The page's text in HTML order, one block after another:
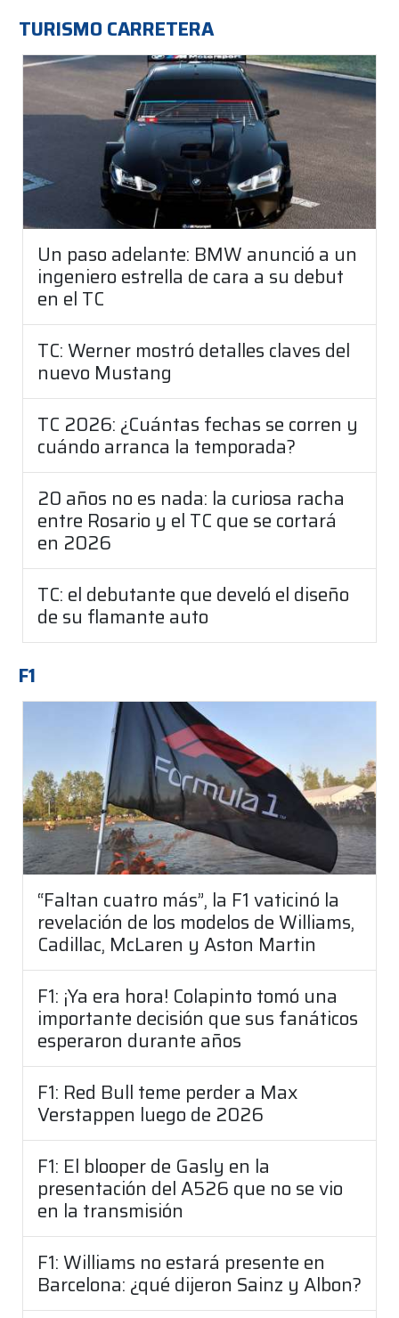
TURISMO CARRETERA
Un paso adelante: BMW anunció a un
ingeniero estrella de cara a su debut
en el TC
TC: Werner mostró detalles claves del
nuevo Mustang
TC 2026: ¿Cuántas fechas se corren y
cuándo arranca la temporada?
20 años no es nada: la curiosa racha
entre Rosario y el TC que se cortará
en 2026
TC: el debutante que develó el diseño
de su flamante auto
F1
“Faltan cuatro más”, la F1 vaticinó la
revelación de los modelos de Williams,
Cadillac, McLaren y Aston Martin
F1: ¡Ya era hora! Colapinto tomó una
importante decisión que sus fanáticos
esperaron durante años
F1: Red Bull teme perder a Max
Verstappen luego de 2026
F1: El blooper de Gasly en la
presentación del A526 que no se vio
en la transmisión
F1: Williams no estará presente en
Barcelona: ¿qué dijeron Sainz y Albon?